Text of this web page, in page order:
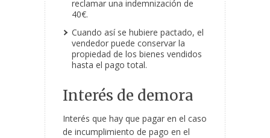
reclamar una indemnización de
40€.
Cuando así se hubiere pactado, el
vendedor puede conservar la
propiedad de los bienes vendidos
hasta el pago total.
Interés de demora
Interés que hay que pagar en el caso
de incumplimiento de pago en el